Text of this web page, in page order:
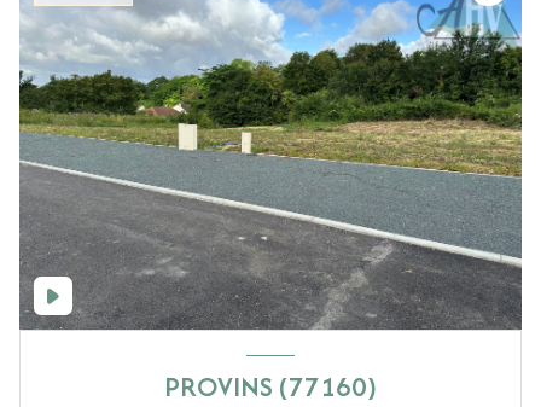
PROVINS (77160)